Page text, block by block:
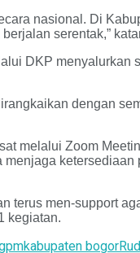
nasional. Di
serentak,”
DKP
dengan
melalui Zoom
terus men-support
kegiatan.
kabupaten bogor